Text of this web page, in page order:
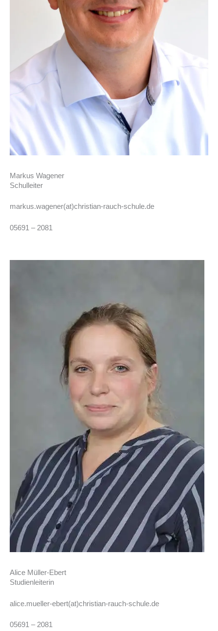
Markus Wagener
Schulleiter
markus.wagener(at)christian-rauch-schule.de
05691 – 2081
Alice Müller-Ebert
Studienleiterin
alice.mueller-ebert(at)christian-rauch-schule.de
05691 – 2081